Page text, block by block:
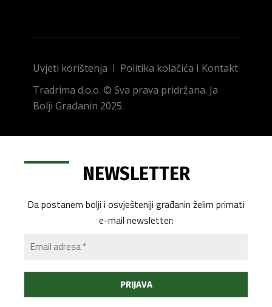
Uvjeti korištenja I Politika kolačića I Kontakt
Tradrima d.o.o. © Sva prava pridržana. Ja
Bolji Građanin 2025.
NEWSLETTER
Da postanem bolji i osvješteniji građanin želim primati
e-mail newsletter: